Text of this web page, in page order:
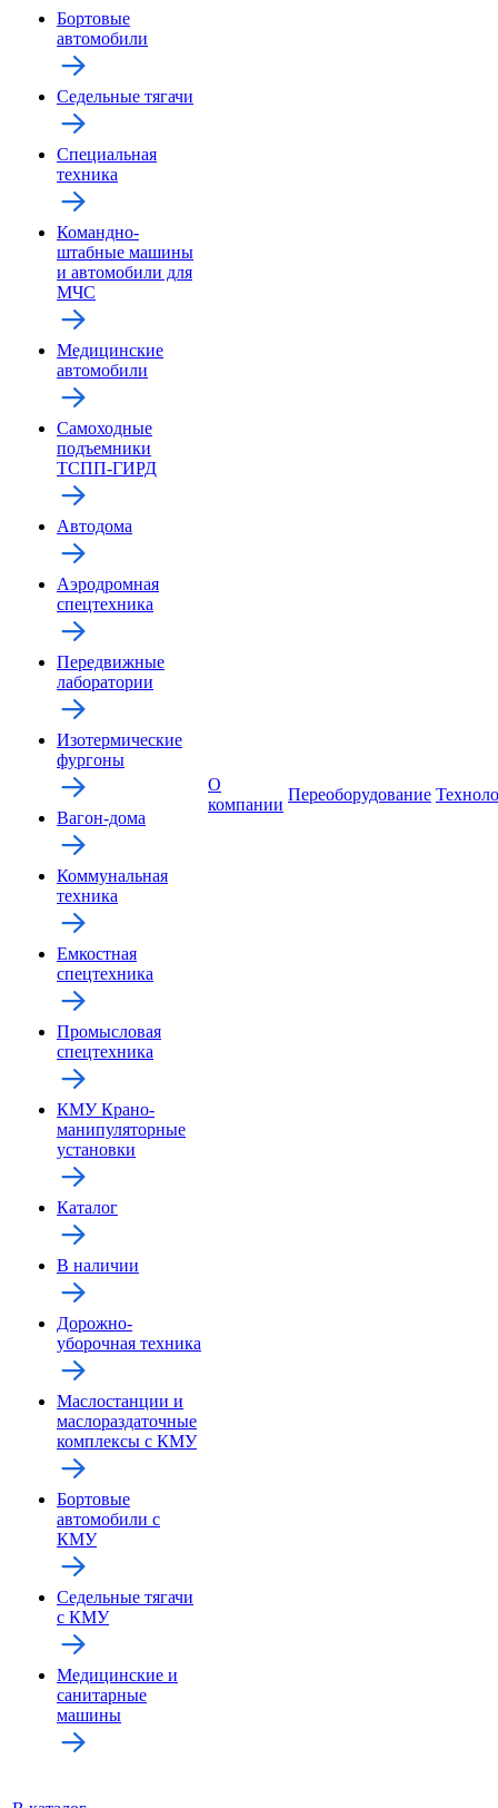
Бортовые
автомобили
Седельные тягачи
Специальная
техника
Командно-
штабные машины
и автомобили для
МЧС
Медицинские
автомобили
Самоходные
подъемники
ТСПП-ГИРД
Автодома
Аэродромная
спецтехника
Передвижные
лаборатории
Изотермические
фургоны
Вагон-дома
Коммунальная
техника
Емкостная
спецтехника
Промысловая
спецтехника
КМУ Крано-
манипуляторные
установки
Каталог
В наличии
Дорожно-
уборочная техника
Маслостанции и
маслораздаточные
комплексы с КМУ
Бортовые
автомобили с
КМУ
Седельные тягачи
с КМУ
Медицинские и
санитарные
машины
О
компании
Переоборудование